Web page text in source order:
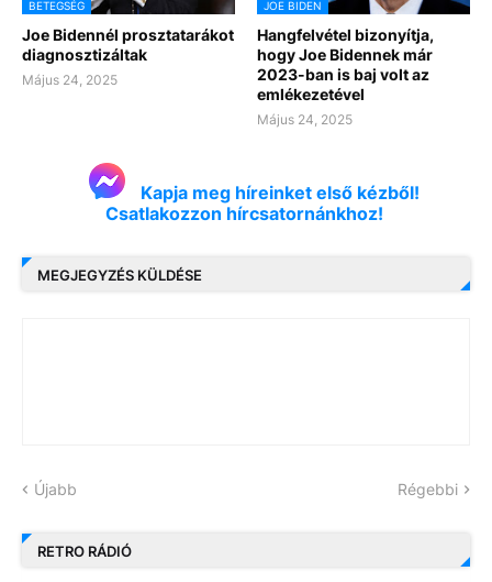
BETEGSÉG
Joe Bidennél prosztatarákot
diagnosztizáltak
Május 24, 2025
JOE BIDEN
Hangfelvétel bizonyítja,
hogy Joe Bidennek már
2023-ban is baj volt az
emlékezetével
Május 24, 2025
Kapja meg híreinket első kézből!
Csatlakozzon hírcsatornánkhoz!
MEGJEGYZÉS KÜLDÉSE
Újabb Régebbi
RETRO RÁDIÓ